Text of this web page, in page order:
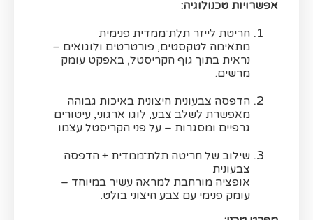
אפשרויות טכנולוגיה:
חריטת לייזר תלת־ממדית פנימית
מתאימה לטקסטים, פורטרטים ולוגואים –
נראית בתוך גוף הקריסטל, באפקט עומק
מרשים.
הדפסה צבעונית חיצונית באיכות גבוהה
מאפשרת לשלב צבע, לוגו ארגוני, עיטורים
גרפיים ומסגרות – על פני הקריסטל עצמו.
שילוב של חריטה תלת־ממדית + הדפסה
צבעונית
אופציה מורחבת למראה עשיר במיוחד –
עומק פנימי עם צבע חיצוני בולט.